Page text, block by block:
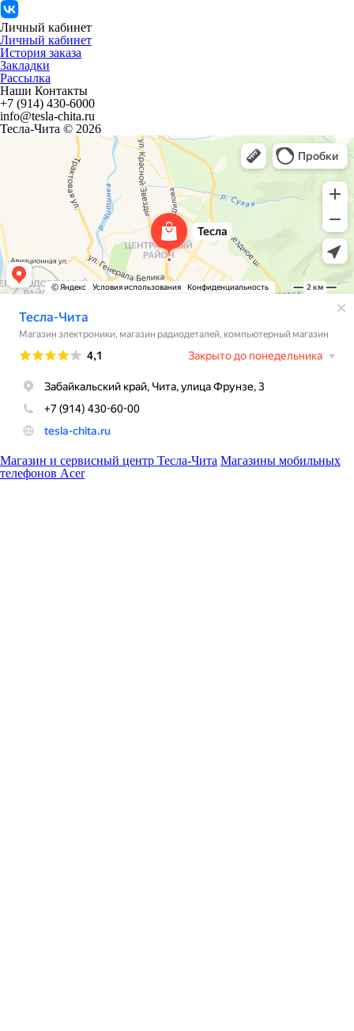
Личный кабинет
Личный кабинет
История заказа
Закладки
Рассылка
Наши Контакты
+7 (914) 430-6000
info@tesla-chita.ru
Тесла-Чита © 2026
Магазин и сервисный центр Тесла-Чита Магазины мобильных
телефонов Acer